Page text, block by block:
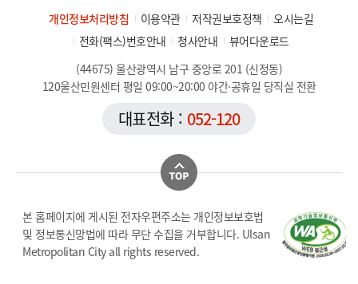
개인정보처리방침 이용약관 저작권보호정책
오시는길
전화(팩스)번호안내
청사안내
뷰어다운로드
(44675) 울산광역시 남구 중앙로 201 (신정동)
120울산민원센터 평일 09:00~20:00 야간·공휴일 당직실 전환
대표전화 : 052-120
본 홈페이지에 게시된 전자우편주소는 개인정보보호법
및 정보통신망법에 따라 무단 수집을 거부합니다. Ulsan
Metropolitan City all rights reserved.